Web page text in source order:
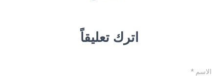
اترك تعليقاً
الاسم *